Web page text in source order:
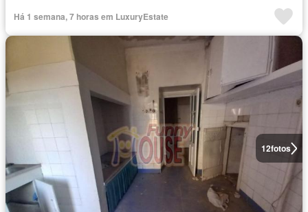
Há 1 semana, 7 horas em LuxuryEstate
12fotos